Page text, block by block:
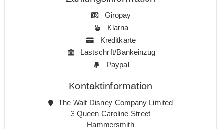
Giropay
Klarna
Kreditkarte
Lastschrift/Bankeinzug
Paypal
Kontaktinformation
The Walt Disney Company Limited
3 Queen Caroline Street
Hammersmith